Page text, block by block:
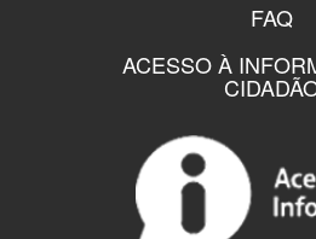
FAQ
ACESSO À